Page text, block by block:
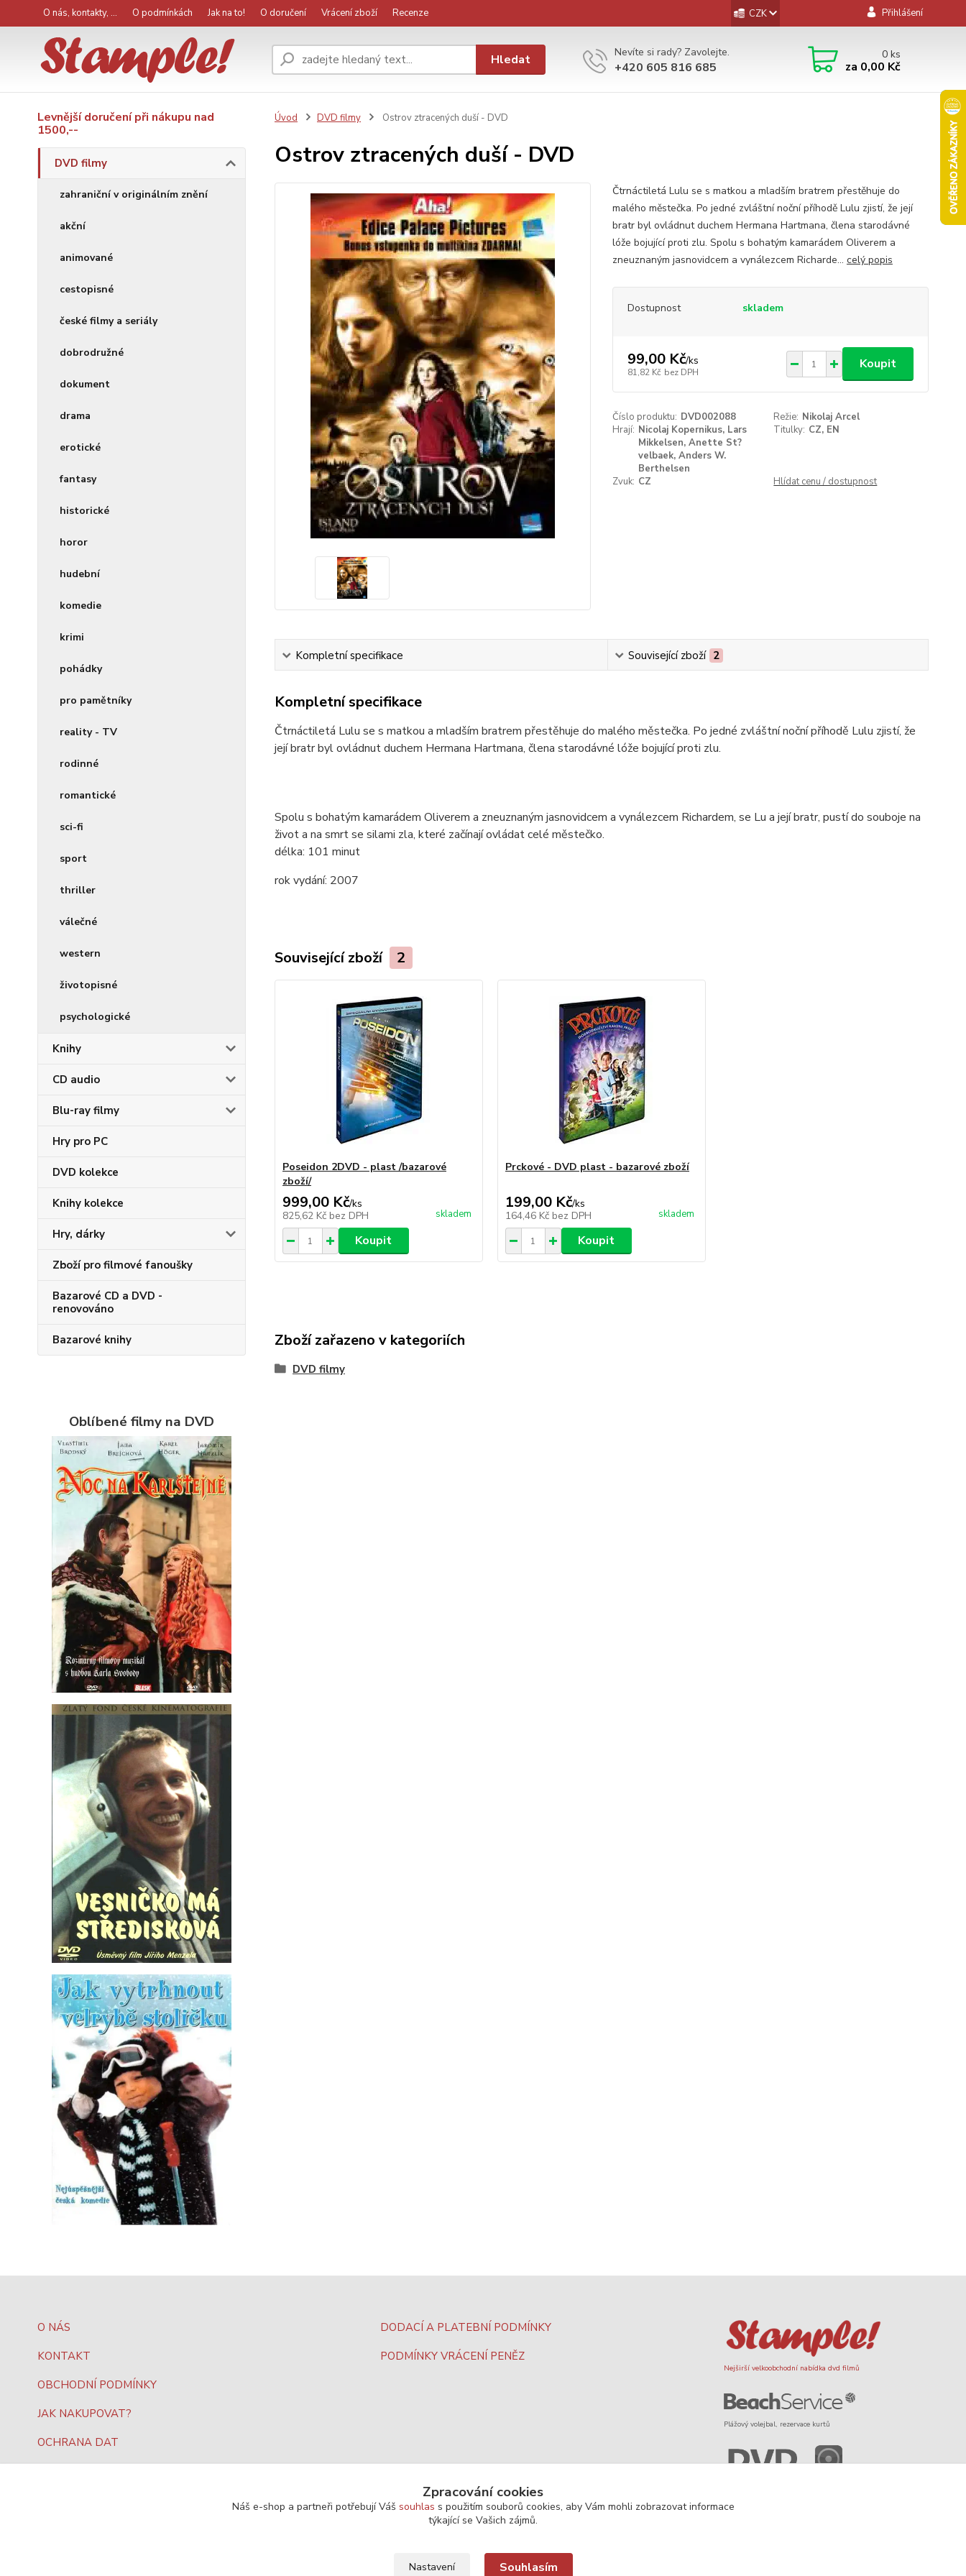
O nás, kontakty, ... O podmínkách Jak na to! O doručení Vrácení zboží Recenze CZK Přihlášení
Hledat Nevíte si rady? Zavolejte.
+420 605 816 685
0ks
za 0,00 Kč
Levnější doručení při nákupu nad
1500,--
DVD filmy
zahraniční v originálním znění
akční
animované
cestopisné
české filmy a seriály
dobrodružné
dokument
drama
erotické
fantasy
historické
horor
hudební
komedie
krimi
pohádky
pro pamětníky
reality - TV
rodinné
romantické
sci-fi
sport
thriller
válečné
western
životopisné
psychologické
Knihy
CD audio
Blu-ray filmy
Hry pro PC
DVD kolekce
Knihy kolekce
Hry, dárky
Zboží pro filmové fanoušky
Bazarové CD a DVD -
renovováno
Bazarové knihy
Oblíbené filmy na DVD
Úvod DVD filmy Ostrov ztracených duší - DVD
Ostrov ztracených duší - DVD
Čtrnáctiletá Lulu se s matkou a mladším bratrem přestěhuje do
malého městečka. Po jedné zvláštní noční příhodě Lulu zjistí, že její
bratr byl ovládnut duchem Hermana Hartmana, člena starodávné
lóže bojující proti zlu. Spolu s bohatým kamarádem Oliverem a
zneuznaným jasnovidcem a vynálezcem Richarde... celý popis
Dostupnost skladem
99,00 Kč/ks
81,82 Kč bez DPH
Koupit
Číslo produktu: DVD002088 Režie: Nikolaj Arcel
Hrají: Nicolaj Kopernikus, Lars
Mikkelsen, Anette St?
velbaek, Anders W.
Berthelsen
Titulky: CZ, EN
Zvuk: CZ Hlídat cenu / dostupnost
Kompletní specifikace Související zboží 2
Kompletní specifikace
Čtrnáctiletá Lulu se s matkou a mladším bratrem přestěhuje do malého městečka. Po jedné zvláštní noční příhodě Lulu zjistí, že
její bratr byl ovládnut duchem Hermana Hartmana, člena starodávné lóže bojující proti zlu.
Spolu s bohatým kamarádem Oliverem a zneuznaným jasnovidcem a vynálezcem Richardem, se Lu a její bratr, pustí do souboje na
život a na smrt se silami zla, které začínají ovládat celé městečko.
délka: 101 minut
rok vydání: 2007
Související zboží 2
Poseidon 2DVD - plast /bazarové
zboží/
999,00 Kč/ks
825,62 Kč bez DPH skladem
Koupit
Prckové - DVD plast - bazarové zboží
199,00 Kč/ks
164,46 Kč bez DPH skladem
Koupit
Zboží zařazeno v kategoriích
DVD filmy
O NÁS
KONTAKT
OBCHODNÍ PODMÍNKY
JAK NAKUPOVAT?
OCHRANA DAT
DODACÍ A PLATEBNÍ PODMÍNKY
PODMÍNKY VRÁCENÍ PENĚZ
Nejširší velkoobchodní nabídka dvd filmů
Plážový volejbal, rezervace kurtů
Zpracování cookies
Náš e-shop a partneři potřebují Váš souhlas s použitím souborů cookies, aby Vám mohli zobrazovat informace
týkající se Vašich zájmů.
Nastavení Souhlasím